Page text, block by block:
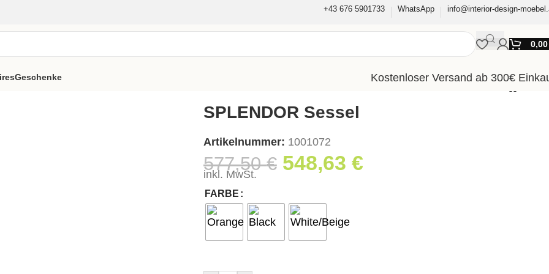
+43 676 5901733 WhatsApp info@interior-design-
Geschenke
Kostenloser Versand ab 300€
SPLENDOR Sessel
Artikelnummer: 1001072
577,50€ 548,63 €
inkl. MwSt.
FARBE